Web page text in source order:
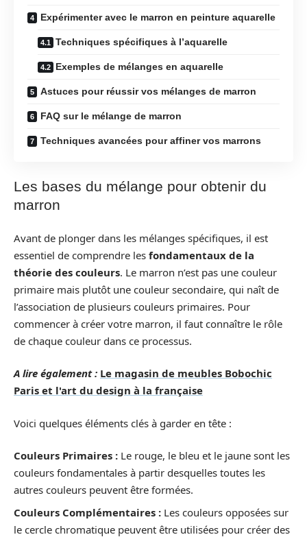
Expérimenter avec le marron en peinture aquarelle
Techniques spécifiques à l’aquarelle
Exemples de mélanges en aquarelle
Astuces pour réussir vos mélanges de marron
FAQ sur le mélange de marron
Techniques avancées pour affiner vos marrons
Les bases du mélange pour obtenir du
marron
Avant de plonger dans les mélanges spécifiques, il est
essentiel de comprendre les fondamentaux de la
théorie des couleurs. Le marron n’est pas une couleur
primaire mais plutôt une couleur secondaire, qui naît de
l’association de plusieurs couleurs primaires. Pour
commencer à créer votre marron, il faut connaître le rôle
de chaque couleur dans ce processus.
A lire également : Le magasin de meubles Bobochic
Paris et l'art du design à la française
Voici quelques éléments clés à garder en tête :
Couleurs Primaires : Le rouge, le bleu et le jaune sont les
couleurs fondamentales à partir desquelles toutes les
autres couleurs peuvent être formées.
Couleurs Complémentaires : Les couleurs opposées sur
le cercle chromatique peuvent être utilisées pour créer des